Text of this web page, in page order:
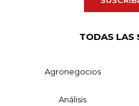
TODAS LAS
Agronegocios
Análisis